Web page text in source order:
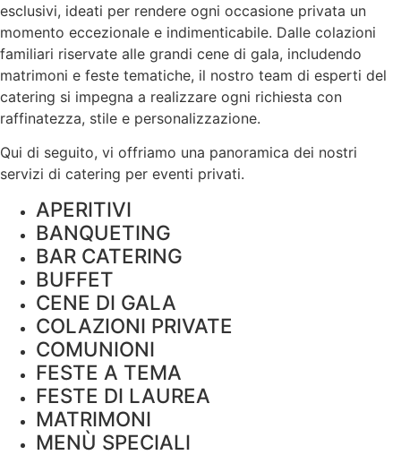
esclusivi, ideati per rendere ogni occasione privata un
momento eccezionale e indimenticabile. Dalle colazioni
familiari riservate alle grandi cene di gala, includendo
matrimoni e feste tematiche, il nostro team di esperti del
catering si impegna a realizzare ogni richiesta con
raffinatezza, stile e personalizzazione.
Qui di seguito, vi offriamo una panoramica dei nostri
servizi di catering per eventi privati.
APERITIVI
BANQUETING
BAR CATERING
BUFFET
CENE DI GALA
COLAZIONI PRIVATE
COMUNIONI
FESTE A TEMA
FESTE DI LAUREA
MATRIMONI
MENÙ SPECIALI